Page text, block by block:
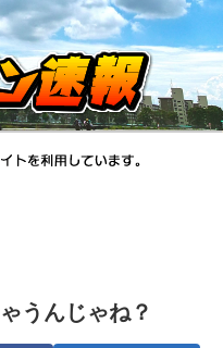
うんじゃね？